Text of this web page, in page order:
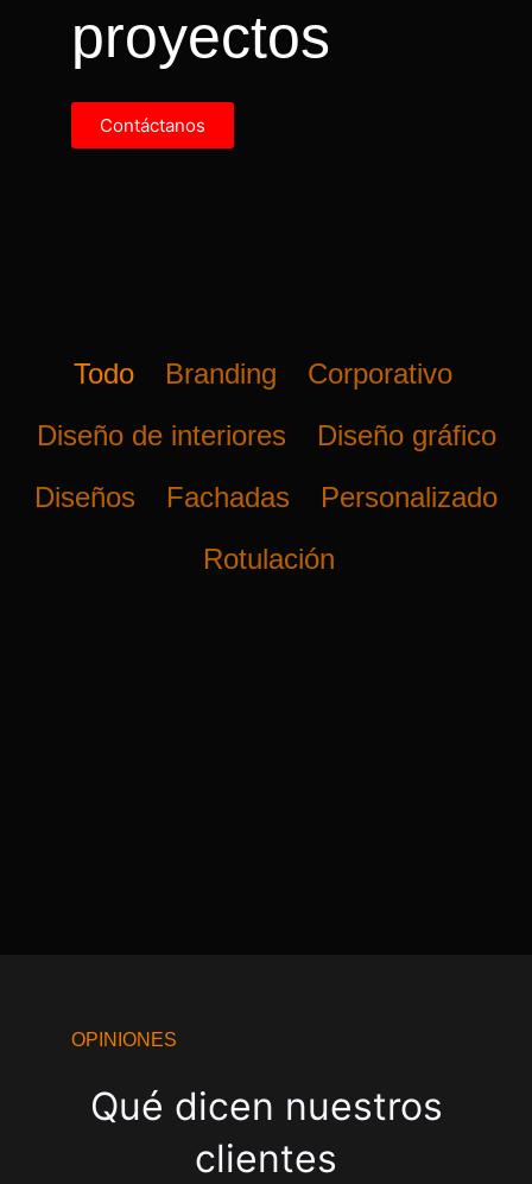
proyectos
Contáctanos
Todo Branding
Corporativo
Diseño de interiores
Diseño gráfico
Diseños
Fachadas
Personalizado
Rotulación
OPINIONES
Qué dicen nuestros
clientes